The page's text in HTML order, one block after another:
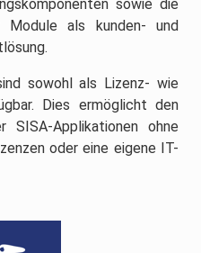
sowie die
Module als kunden- und
sowohl als Lizenz- wie
Dies ermöglicht den
SISA-Applikationen ohne
oder eine eigene IT-